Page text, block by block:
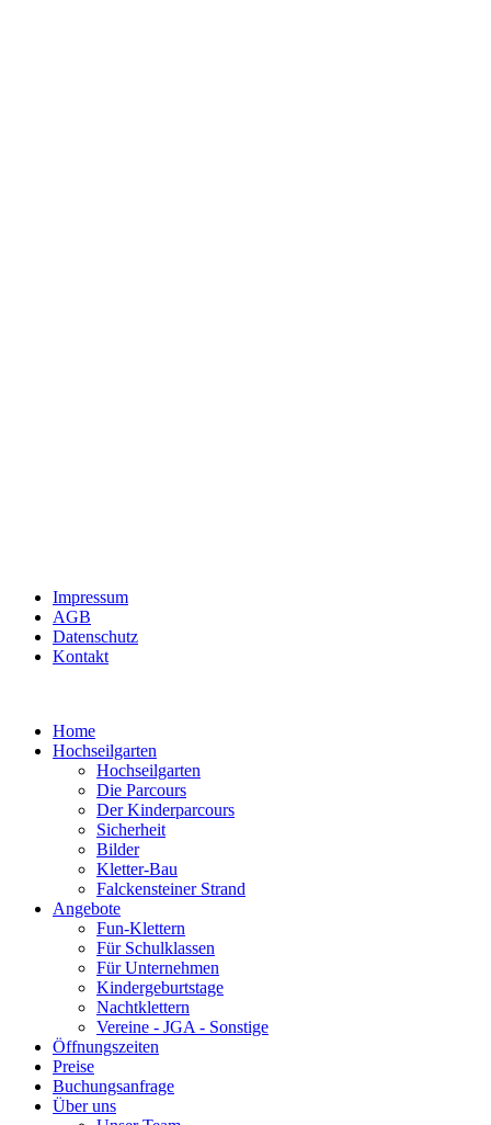
Impressum
AGB
Datenschutz
Kontakt
Home
Hochseilgarten
Hochseilgarten
Die Parcours
Der Kinderparcours
Sicherheit
Bilder
Kletter-Bau
Falckensteiner Strand
Angebote
Fun-Klettern
Für Schulklassen
Für Unternehmen
Kindergeburtstage
Nachtklettern
Vereine - JGA - Sonstige
Öffnungszeiten
Preise
Buchungsanfrage
Über uns